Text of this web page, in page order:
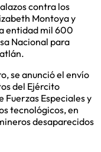
contra los
Montoya y
entidad mil 600
Nacional para
se anunció el envío
del Ejército
Fuerzas Especiales y
tecnológicos, en
desaparecidos